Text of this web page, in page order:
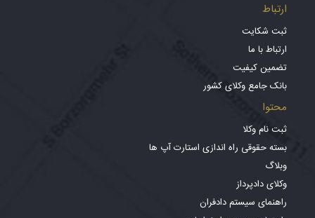
ارتباط
ثبت شکایت
ارتباط با ما
تضمین کیفیت
بانک جامع وکلای کشور
محتوا
ثبت نام وکلا
بسته حقوقی راه اندازی استارت آپ ها
وبلاگ
وکلای دادپرداز
راهنمای سیستم دادفران